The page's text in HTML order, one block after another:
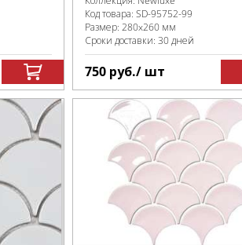
Код товара:SD-95752-99
Размер:280x260 мм
Сроки доставки: 30 дней
750 руб./ шт